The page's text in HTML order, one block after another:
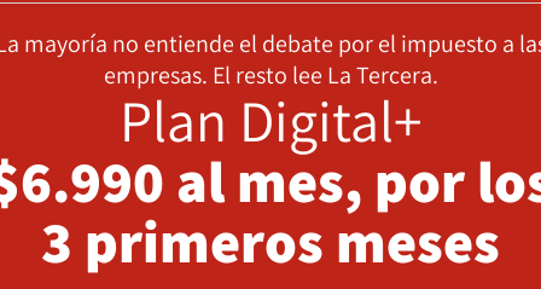
mayoría no entiende el debate por el impuesto a
empresas. El resto lee La Tercera.
Plan Digital+
al mes, por
3 primeros meses